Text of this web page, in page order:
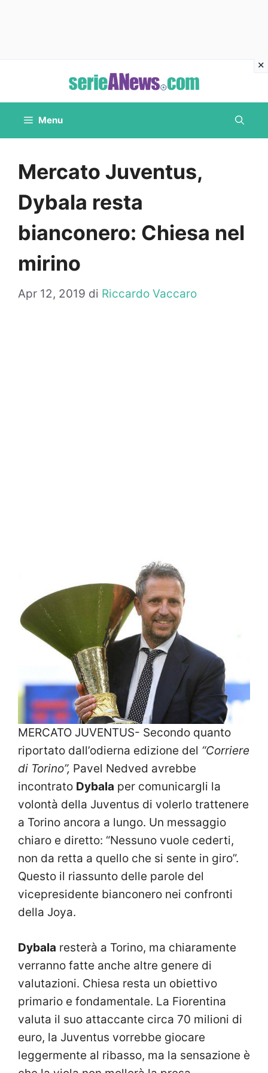
contenuto
Menu
Mercato Juventus,
Dybala resta
bianconero: Chiesa nel
mirino
Apr 12, 2019 di Riccardo Vaccaro
MERCATO JUVENTUS- Secondo quanto
riportato dall’odierna edizione del “Corriere
di Torino”, Pavel Nedved avrebbe
incontrato Dybala per comunicargli la
volontà della Juventus di volerlo trattenere
a Torino ancora a lungo. Un messaggio
chiaro e diretto: “Nessuno vuole cederti,
non da retta a quello che si sente in giro”.
Questo il riassunto delle parole del
vicepresidente bianconero nei confronti
della Joya.
Dybala resterà a Torino, ma chiaramente
verranno fatte anche altre genere di
valutazioni. Chiesa resta un obiettivo
primario e fondamentale. La Fiorentina
valuta il suo attaccante circa 70 milioni di
euro, la Juventus vorrebbe giocare
leggermente al ribasso, ma la sensazione è